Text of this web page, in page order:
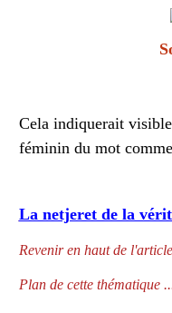
Cela indiquerait
féminin du mot
La netjeret de la
Revenir en haut de
Plan de cette thématique